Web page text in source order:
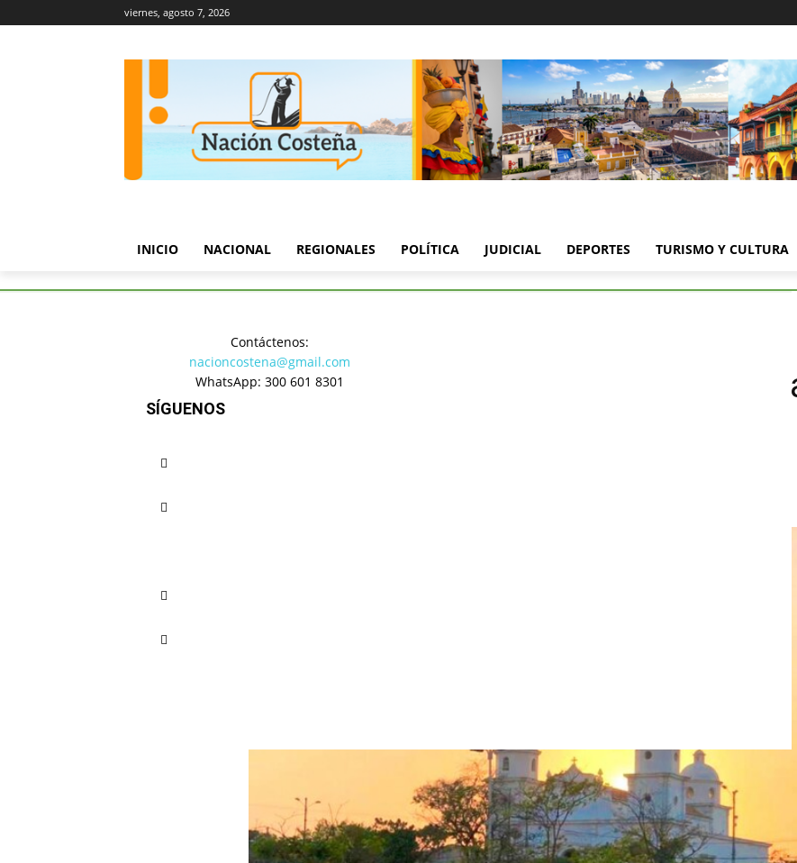
viernes, agosto 7, 2026
INICIO NACIONAL REGIONALES POLÍTICA JUDICIAL DEPORTES TURISMO Y CULTURA
Regionales
Pánico en Soledad: panfletos
Contáctenos:
nacioncostena@gmail.com
WhatsApp: 300 601 8301
SÍGUENOS